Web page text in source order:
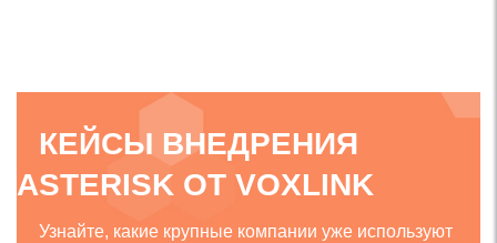
КЕЙСЫ ВНЕДРЕНИЯ
ASTERISK ОТ VOXLINK
Узнайте, какие крупные компании уже используют